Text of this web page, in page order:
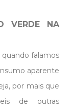
VERDE NA
falamos
aparente
por mais que
de outras